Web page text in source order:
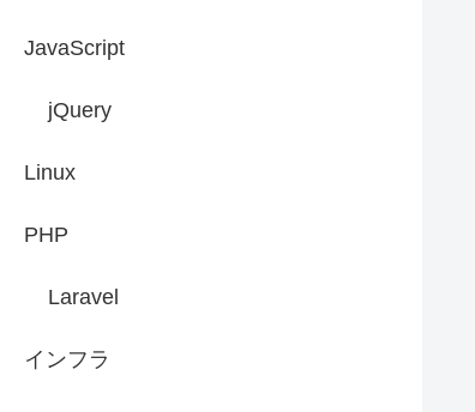
JavaScript
jQuery
Linux
PHP
Laravel
インフラ